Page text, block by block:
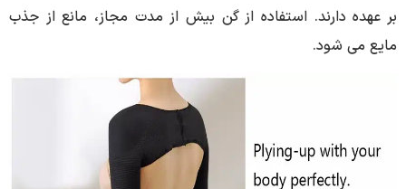
بر عهده دارند. استفاده از گن بیش از مدت مجاز، مانع از جذب
مایع می شود.